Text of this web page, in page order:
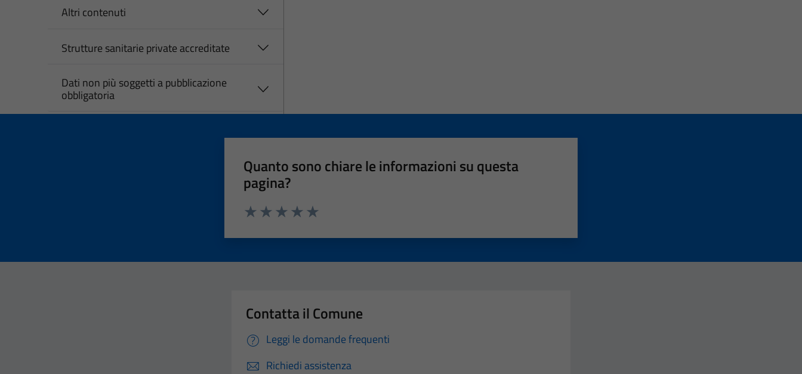
Altri contenuti
Strutture sanitarie private accreditate
Dati non più soggetti a pubblicazione
obbligatoria
Quanto sono chiare le informazioni su questa
pagina?
Contatta il Comune
Leggi le domande frequenti
Richiedi assistenza